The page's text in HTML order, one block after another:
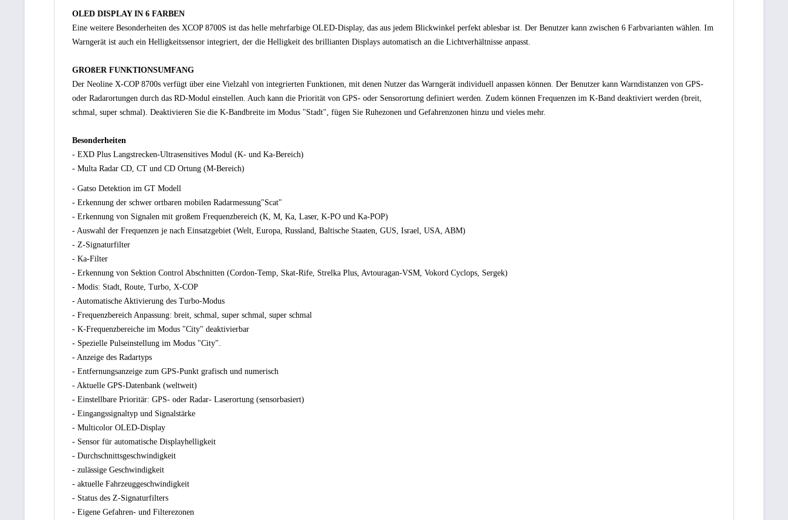
OLED DISPLAY IN 6 FARBEN
Eine weitere Besonderheiten des XCOP 8700S ist das helle mehrfarbige OLED-Display, das aus jedem Blickwinkel perfekt ablesbar ist. Der Benutzer kann zwischen 6 Farbvarianten wählen. Im
Warngerät ist auch ein Helligkeitssensor integriert, der die Helligkeit des brillianten Displays automatisch an die Lichtverhältnisse anpasst.
GROßER FUNKTIONSUMFANG
Der Neoline X-COP 8700s verfügt über eine Vielzahl von integrierten Funktionen, mit denen Nutzer das Warngerät individuell anpassen können. Der Benutzer kann Warndistanzen von GPS-
oder Radarortungen durch das RD-Modul einstellen. Auch kann die Priorität von GPS- oder Sensorortung definiert werden. Zudem können Frequenzen im K-Band deaktiviert werden (breit,
schmal, super schmal). Deaktivieren Sie die K-Bandbreite im Modus "Stadt", fügen Sie Ruhezonen und Gefahrenzonen hinzu und vieles mehr.
Besonderheiten
- EXD Plus Langstrecken-Ultrasensitives Modul (K- und Ka-Bereich)
- Multa Radar CD, CT und CD Ortung (M-Bereich)
- Gatso Detektion im GT Modell
- Erkennung der schwer ortbaren mobilen Radarmessung"Scat"
- Erkennung von Signalen mit großem Frequenzbereich (K, M, Ka, Laser, K-PO und Ka-POP)
- Auswahl der Frequenzen je nach Einsatzgebiet (Welt, Europa, Russland, Baltische Staaten, GUS, Israel, USA, ABM)
- Z-Signaturfilter
- Ka-Filter
- Erkennung von Sektion Control Abschnitten (Cordon-Temp, Skat-Rife, Strelka Plus, Avtouragan-VSM, Vokord Cyclops, Sergek)
- Modis: Stadt, Route, Turbo, X-COP
- Automatische Aktivierung des Turbo-Modus
- Frequenzbereich Anpassung: breit, schmal, super schmal, super schmal
- K-Frequenzbereiche im Modus "City" deaktivierbar
- Spezielle Pulseinstellung im Modus "City".
- Anzeige des Radartyps
- Entfernungsanzeige zum GPS-Punkt grafisch und numerisch
- Aktuelle GPS-Datenbank (weltweit)
- Einstellbare Prioritär: GPS- oder Radar- Laserortung (sensorbasiert)
- Eingangssignaltyp und Signalstärke
- Multicolor OLED-Display
- Sensor für automatische Displayhelligkeit
- Durchschnittsgeschwindigkeit
- zulässige Geschwindigkeit
- aktuelle Fahrzeuggeschwindigkeit
- Status des Z-Signaturfilters
- Eigene Gefahren- und Filterezonen